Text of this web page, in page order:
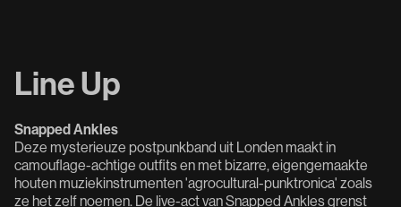
Line Up
Snapped Ankles
Deze mysterieuze postpunkband uit Londen maakt in
camouflage-achtige outfits en met bizarre, eigengemaakte
houten muziekinstrumenten 'agrocultural-punktronica' zoals
ze het zelf noemen. De live-act van Snapped Ankles grenst